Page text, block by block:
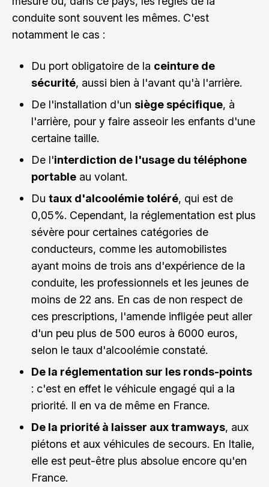
conduite sont souvent les mêmes. C'est
notamment le cas :
Du port obligatoire de la ceinture de
sécurité, aussi bien à l'avant qu'à l'arrière.
De l'installation d'un siège spécifique, à
l'arrière, pour y faire asseoir les enfants d'une
certaine taille.
De l'interdiction de l'usage du téléphone
portable au volant.
Du taux d'alcoolémie toléré, qui est de
0,05%. Cependant, la réglementation est plus
sévère pour certaines catégories de
conducteurs, comme les automobilistes
ayant moins de trois ans d'expérience de la
conduite, les professionnels et les jeunes de
moins de 22 ans. En cas de non respect de
ces prescriptions, l'amende infligée peut aller
d'un peu plus de 500 euros à 6000 euros,
selon le taux d'alcoolémie constaté.
De la réglementation sur les ronds-points
: c'est en effet le véhicule engagé qui a la
priorité. Il en va de même en France.
De la priorité à laisser aux tramways, aux
piétons et aux véhicules de secours. En Italie,
elle est peut-être plus absolue encore qu'en
France.